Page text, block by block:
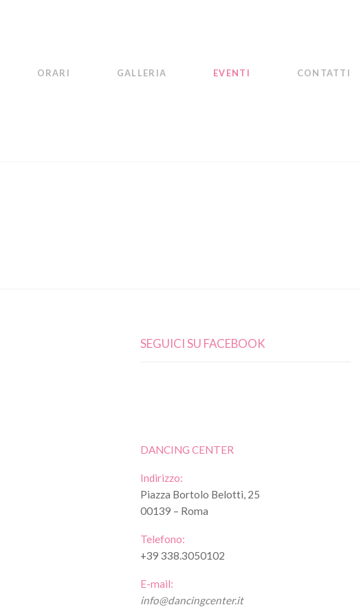
ORARI GALLERIA EVENTI CONTATTI
SEGUICI SU FACEBOOK
DANCING CENTER
Indirizzo:
Piazza Bortolo Belotti, 25
00139 – Roma
Telefono:
+39 338.3050102
E-mail:
info@dancingcenter.it